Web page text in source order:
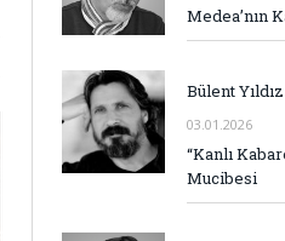
Medea’nın
Bülent Yıldız
03.01.2026
“Kanlı
Mucibesi